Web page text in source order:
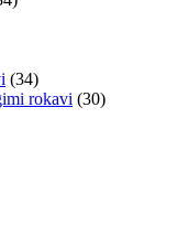
(34)
rokavi (30)